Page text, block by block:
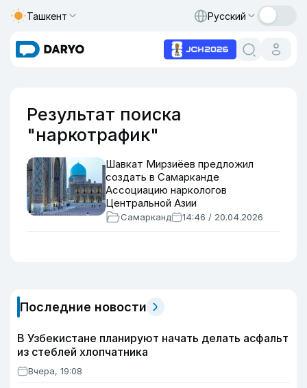
Ташкент Русский
Результат поиска
"наркотрафик"
Шавкат Мирзиёев предложил
создать в Самарканде
Ассоциацию наркологов
Центральной Азии
Самарканд 14:46 / 20.04.2026
Последние новости
В Узбекистане планируют начать делать асфальт
из стеблей хлопчатника
Вчера, 19:08